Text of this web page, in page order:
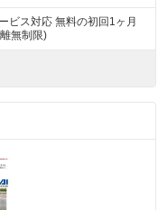
ビス対応 無料の初回1ヶ月
無制限)